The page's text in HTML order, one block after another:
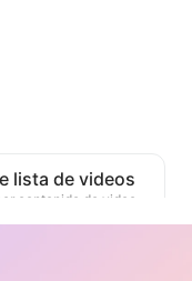
lista de videos